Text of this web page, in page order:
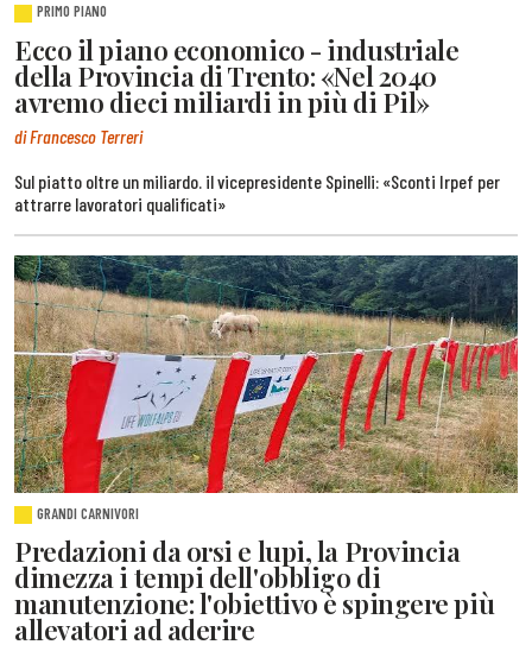
PRIMO PIANO
Ecco il piano economico - industriale
della Provincia di Trento: «Nel 2040
avremo dieci miliardi in più di Pil»
di Francesco Terreri
Sul piatto oltre un miliardo. il vicepresidente Spinelli: «Sconti Irpef per
attrarre lavoratori qualificati»
GRANDI CARNIVORI
Predazioni da orsi e lupi, la Provincia
dimezza i tempi dell'obbligo di
manutenzione: l'obiettivo è spingere più
allevatori ad aderire